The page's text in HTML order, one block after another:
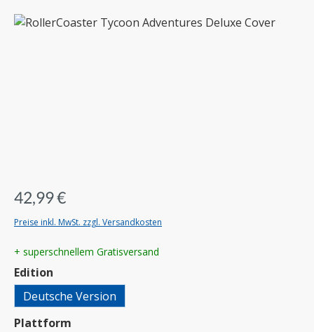
Bildergalerie überspringen
42,99 €
Preise inkl. MwSt. zzgl. Versandkosten
+ superschnellem Gratisversand
Edition
Deutsche Version
Plattform